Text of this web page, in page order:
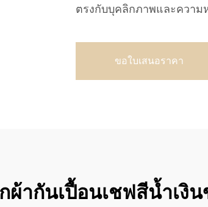
ตรงกับบุคลิกภาพและความ
ขอใบเสนอราคา
ผ้ากันเปื้อนเชฟสีน้ำเงิน